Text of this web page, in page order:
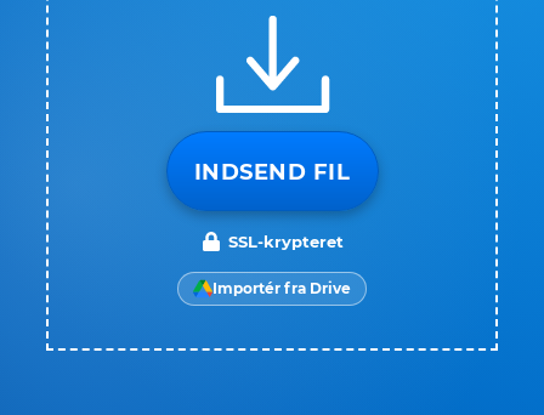
INDSEND FIL
SSL-krypteret
Importér fra Drive